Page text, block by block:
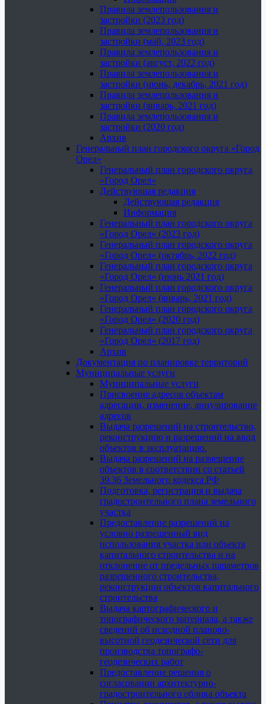
Правила землепользования и
застройки (2023 год)
Правила землепользования и
застройки (май, 2023 год)
Правила землепользования и
застройки (август, 2022 год)
Правила землепользования и
застройки (июнь, декабрь, 2021 год)
Правила землепользования и
застройки (январь, 2021 год)
Правила землепользования и
застройки (2020 год)
Архив
Генеральный план городского округа «Город
Орел»
Генеральный план городского округа
«Город Орел»
Действующая редакция
Действующая редакция
Информация
Генеральный план городского округа
«Город Орел» (2023 год)
Генеральный план городского округа
«Город Орел» (октябрь, 2022 год)
Генеральный план городского округа
«Город Орел» (июнь 2021 год)
Генеральный план городского округа
«Город Орел» (январь, 2021 год)
Генеральный план городского округа
«Город Орел» (2020 год)
Генеральный план городского округа
«Город Орел» (2017 год)
Архив
Документация по планировке территорий
Муниципальные услуги
Муниципальные услуги
Присвоение адресов объектам
адресации, изменение, аннулирование
адресов
Выдача разрешений на строительство,
реконструкцию и разрешений на ввод
объектов в эксплуатацию.
Выдача разрешений на размещение
объектов в соответствии со статьей
39.36 Земельного кодекса РФ
Подготовка, регистрация и выдача
градостроительного плана земельного
участка
Предоставление разрешений на
условно разрешенный вид
использования участка или объекта
капитального строительства и на
отклонение от предельных параметров
разрешенного строительства,
реконструкции объектов капитального
строительства
Выдача картографического и
топографического материала, а также
сведений об исходной планово-
высотной геодезической сети для
производства топографо-
геодезических работ
Предоставление решения о
согласовании архитектурно-
градостроительного облика объекта